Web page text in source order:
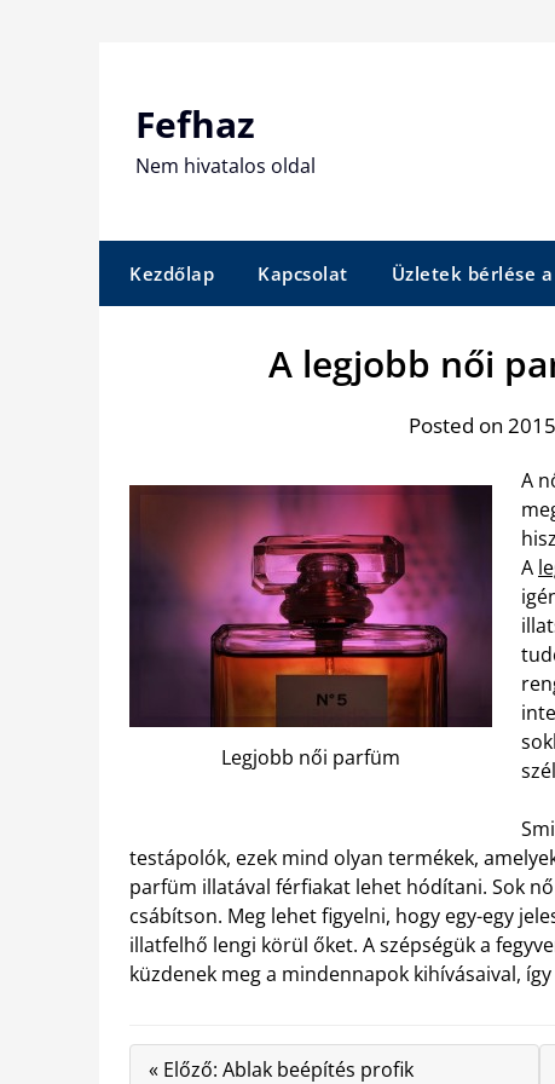
Fefhaz
Nem hivatalos oldal
Kezdőlap Kapcsolat Üzletek bérlése
A legjobb női
Posted on
Legjobb női parfüm
A
A
testápolók, ezek mind olyan termékek,
parfüm illatával férfiakat lehet hódítani. Sok
csábítson. Meg lehet figyelni, hogy egy-egy
illatfelhő lengi körül őket. A szépségük a
küzdenek meg a mindennapok kihívásaival,
« Előző: Ablak beépítés profik